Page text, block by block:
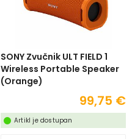
SONY Zvučnik ULT FIELD 1
Wireless Portable Speaker
(Orange)
99,75 €
Artikl je dostupan